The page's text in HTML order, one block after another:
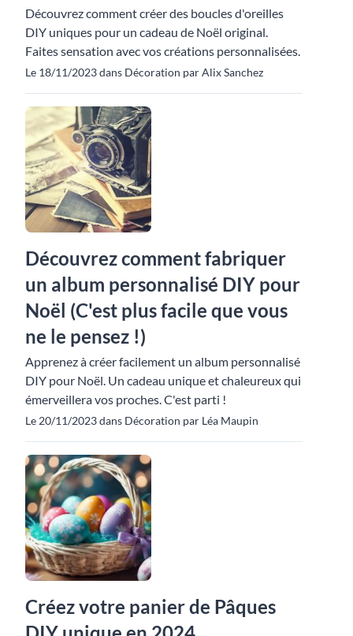
Découvrez comment créer des boucles d'oreilles
DIY uniques pour un cadeau de Noël original.
Faites sensation avec vos créations personnalisées.
Le 18/11/2023 dans Décoration par Alix Sanchez
Découvrez comment fabriquer
un album personnalisé DIY pour
Noël (C'est plus facile que vous
ne le pensez !)
Apprenez à créer facilement un album personnalisé
DIY pour Noël. Un cadeau unique et chaleureux qui
émerveillera vos proches. C'est parti !
Le 20/11/2023 dans Décoration par Léa Maupin
Créez votre panier de Pâques